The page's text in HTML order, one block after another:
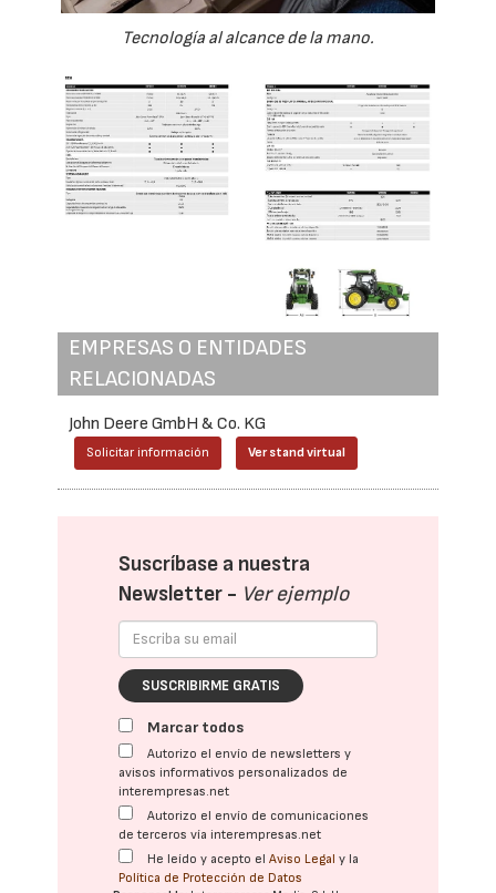
Tecnología al alcance de la mano.
EMPRESAS O ENTIDADES
RELACIONADAS
John Deere GmbH & Co. KG
Solicitar información Ver stand virtual
Suscríbase a nuestra
Newsletter - Ver ejemplo
SUSCRIBIRME GRATIS
Marcar todos
Autorizo el envío de newsletters y
avisos informativos personalizados de
interempresas.net
Autorizo el envío de comunicaciones
de terceros vía interempresas.net
He leído y acepto elAviso Legal y la
Política de Protección de Datos